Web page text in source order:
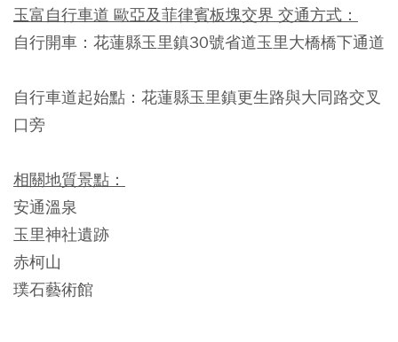
玉富自行車道 歐亞及菲律賓板塊交界 交通方式：
自行開車：花蓮縣玉里鎮30號省道玉里大橋橋下通道
自行車道起始點：花蓮縣玉里鎮更生路與大同路交叉
口旁
相關地質景點：
安通溫泉
玉里神社遺跡
赤柯山
璞石藝術館